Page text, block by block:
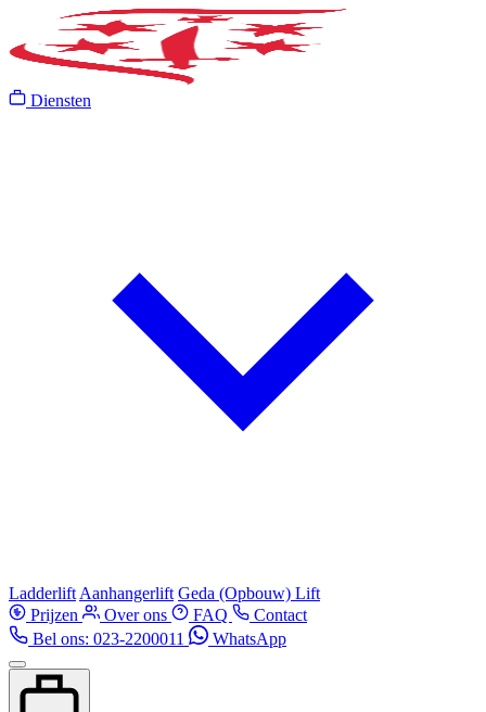
Diensten
Ladderlift Aanhangerlift Geda (Opbouw) Lift
Prijzen
Over ons FAQ
Contact
Bel ons: 023-2200011
WhatsApp